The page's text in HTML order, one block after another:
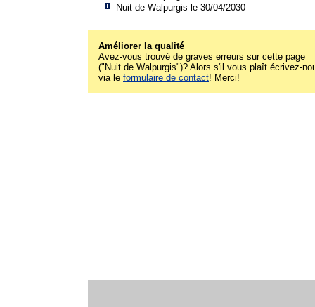
Nuit de Walpurgis le 30/04/2030
Améliorer la qualité
Avez-vous trouvé de graves erreurs sur cette page
("Nuit de Walpurgis")? Alors s'il vous plaît écrivez-
via le formulaire de contact! Merci!